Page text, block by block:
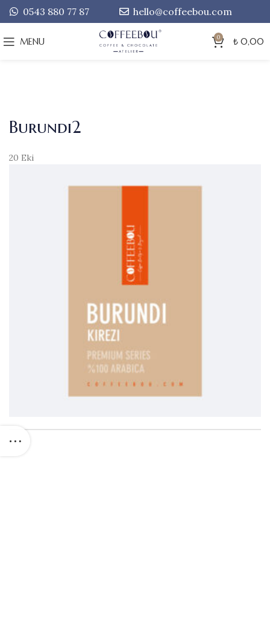
0543 880 77 87 hello@coffeebou.com
MENU 0 ₺ 0,00
Burundi2
20 Eki